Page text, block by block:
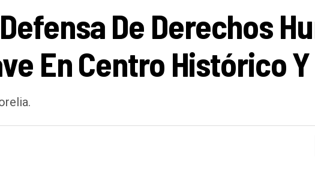
De Derechos
En Centro Histórico